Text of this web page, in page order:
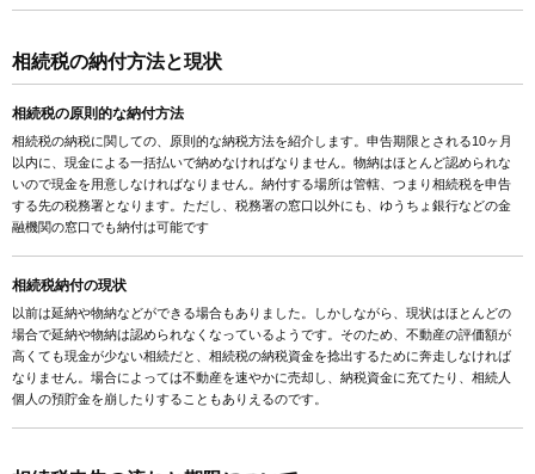
相続税の納付方法と現状
相続税の原則的な納付方法
相続税の納税に関しての、原則的な納税方法を紹介します。申告期限とされる10ヶ月
以内に、現金による一括払いで納めなければなりません。物納はほとんど認められな
いので現金を用意しなければなりません。納付する場所は管轄、つまり相続税を申告
する先の税務署となります。ただし、税務署の窓口以外にも、ゆうちょ銀行などの金
融機関の窓口でも納付は可能です
相続税納付の現状
以前は延納や物納などができる場合もありました。しかしながら、現状はほとんどの
場合で延納や物納は認められなくなっているようです。そのため、不動産の評価額が
高くても現金が少ない相続だと、相続税の納税資金を捻出するために奔走しなければ
なりません。場合によっては不動産を速やかに売却し、納税資金に充てたり、相続人
個人の預貯金を崩したりすることもありえるのです。